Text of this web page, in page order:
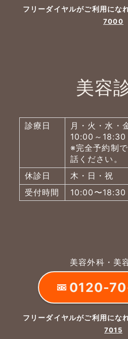
フリーダイヤルがご利用にな
7000
美容
診療日
月・火・水・
10:00～18:30
※完全予約制
話ください。
休診日
木・日・祝
受付時間
10:00〜18:30
美容外科・美
0120-
フリーダイヤルがご利用にな
7015